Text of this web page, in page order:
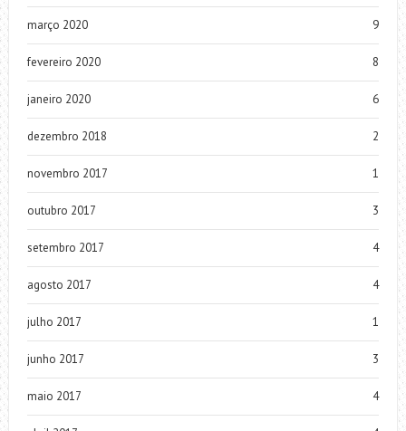
março 2020 9
fevereiro 2020 8
janeiro 2020 6
dezembro 2018 2
novembro 2017 1
outubro 2017 3
setembro 2017 4
agosto 2017 4
julho 2017 1
junho 2017 3
maio 2017 4